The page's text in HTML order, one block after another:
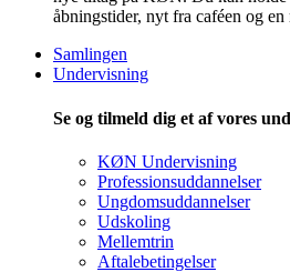
åbningstider, nyt fra caféen og en
Samlingen
Undervisning
Se og tilmeld dig et af vores
KØN Undervisning
Professionsuddannelser
Ungdomsuddannelser
Udskoling
Mellemtrin
Aftalebetingelser